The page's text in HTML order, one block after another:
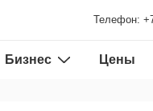
Телефон:
Бизнес Цены